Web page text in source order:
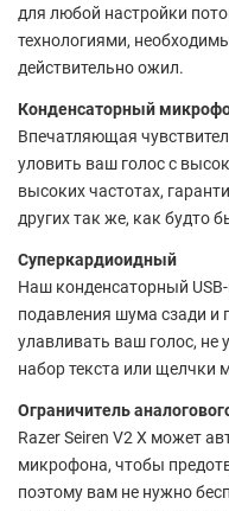
для любой настройки
технологиями,
действительно ожил.
Конденсаторный
Впечатляющая
уловить ваш голос с
высоких частотах,
других так же, как будто
Суперкардиоидный
Наш конденсаторный
подавления шума сзади и
улавливать ваш голос, не
набор текста или щелчки
Ограничитель
Razer Seiren V2 X может
микрофона, чтобы
поэтому вам не нужно